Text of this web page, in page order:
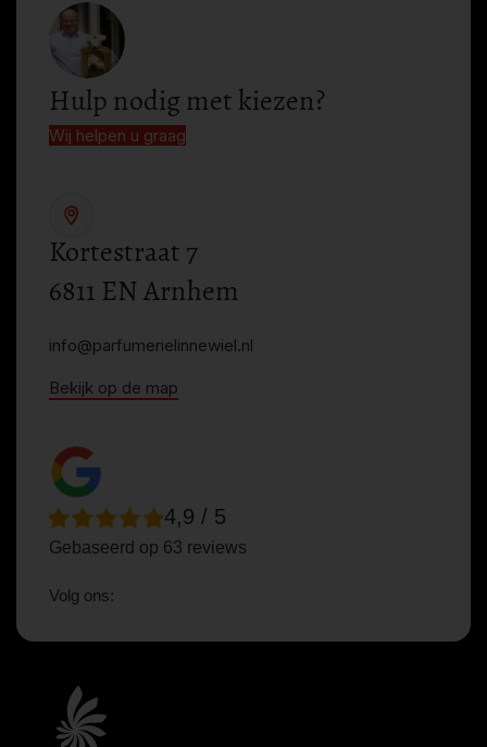
Hulp nodig met kiezen?
Wij helpen u graag
Kortestraat 7
6811 EN Arnhem
info@parfumerielinnewiel.nl
Bekijk op de map
4,9 / 5
Gebaseerd op 63 reviews
Volg ons: